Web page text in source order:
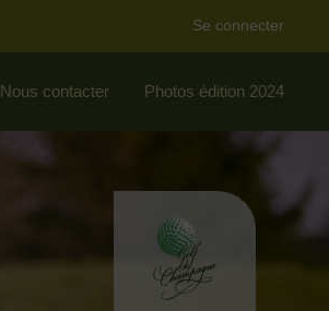
Se connecter
Nous contacter Photos édition 2024